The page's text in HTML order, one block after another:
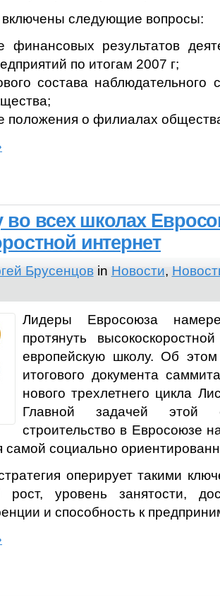
включены следующие вопросы:
финансовых результатов
по итогам 2007 г;
состава наблюдательного
положения о филиалах
во всех школах
интернет
Брусенцовin Новости,
Лидеры Евросоюза
протянуть
европейскую школу. Об этом
итогового документа
нового трехлетнего цикла
Главной задачей этой
строительство в Евросоюзе
самой социально
оперирует такими
рост, уровень занятости,
и способность к